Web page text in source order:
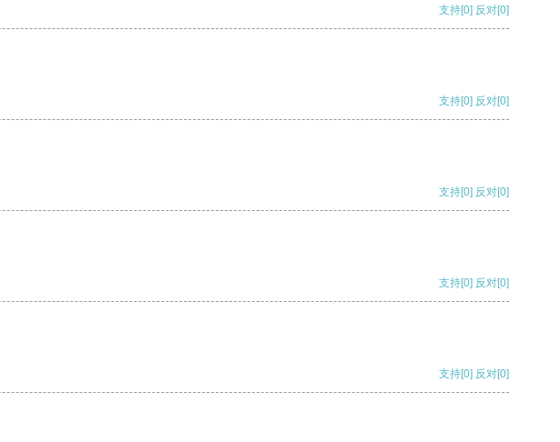
支持[0] 反对[0]
支持[0] 反对[0]
支持[0] 反对[0]
支持[0] 反对[0]
支持[0] 反对[0]